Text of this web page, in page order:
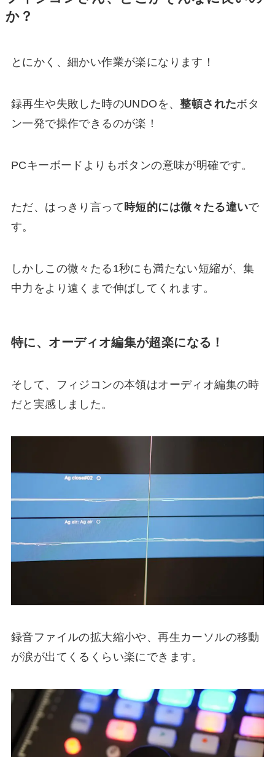
か？
とにかく、細かい作業が楽になります！
録再生や失敗した時のUNDOを、整頓されたボタ
ン一発で操作できるのが楽！
PCキーボードよりもボタンの意味が明確です。
ただ、はっきり言って 時短的には微々たる違いで
す。
しかしこの微々たる1秒にも満たない短縮が、集
中力をより遠くまで伸ばしてくれます。
特に、オーディオ編集が超楽になる！
そして、フィジコンの本領はオーディオ編集の時
だと実感しました。
録音ファイルの拡大縮小や、再生カーソルの移動
が涙が出てくるくらい楽にできます。